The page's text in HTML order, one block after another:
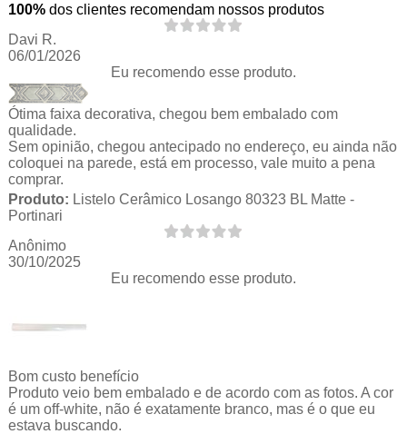
100% dos clientes recomendam nossos produtos
Davi R.
06/01/2026
Eu recomendo esse produto.
Ótima faixa decorativa, chegou bem embalado com
qualidade.
Sem opinião, chegou antecipado no endereço, eu ainda não
coloquei na parede, está em processo, vale muito a pena
comprar.
Produto: Listelo Cerâmico Losango 80323 BL Matte -
Portinari
Anônimo
30/10/2025
Eu recomendo esse produto.
Bom custo benefício
Produto veio bem embalado e de acordo com as fotos. A cor
é um off-white, não é exatamente branco, mas é o que eu
estava buscando.